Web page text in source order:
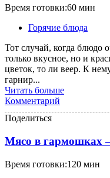
Время готовки:60 мин
Горячие блюда
Тот случай, когда блюдо
только вкусное, но и
цветок, то ли веер. К
гарнир...
Читать больше
Комментарий
Поделиться
Мясо в гармошках
Время готовки:120 мин